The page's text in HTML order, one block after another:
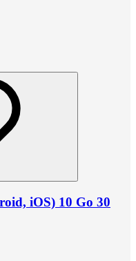
iOS) 10 Go 30